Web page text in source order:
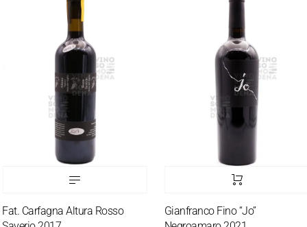
Carfagna Altura Rosso
Gianfranco Fino “Jo”